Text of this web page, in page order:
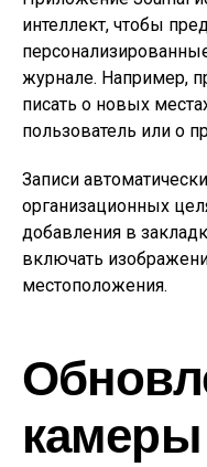
интеллект, чтобы
журнале. Например,
писать о новых
пользователь или о
Записи
организационных
добавления в
включать
местоположения.
камеры